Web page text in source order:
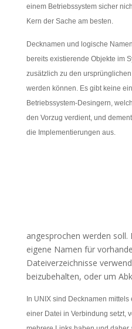
einem Betriebssystem sicher
Kern der Sache am besten.
Decknamen und logische
bereits existierende Objekte im
zusätzlich zu den
werden können. Es gibt keine
Betriebssystem-Desingern,
den Vorzug verdient, und
die Implementierungen aus.
angesprochen werden
eigene Namen für
Dateiverzeichnisse
beizubehalten, oder um
In UNIX sind Decknamen
einer Datei in Verbindung setzt,